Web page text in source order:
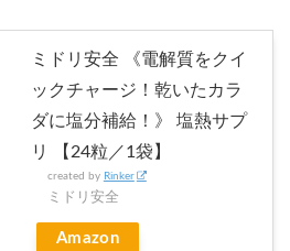
ミドリ安全 《電解質をクイ
ックチャージ！乾いたカラ
ダに塩分補給！》 塩熱サプ
リ 【24粒／1袋】
created by Rinker
ミドリ安全
Amazon